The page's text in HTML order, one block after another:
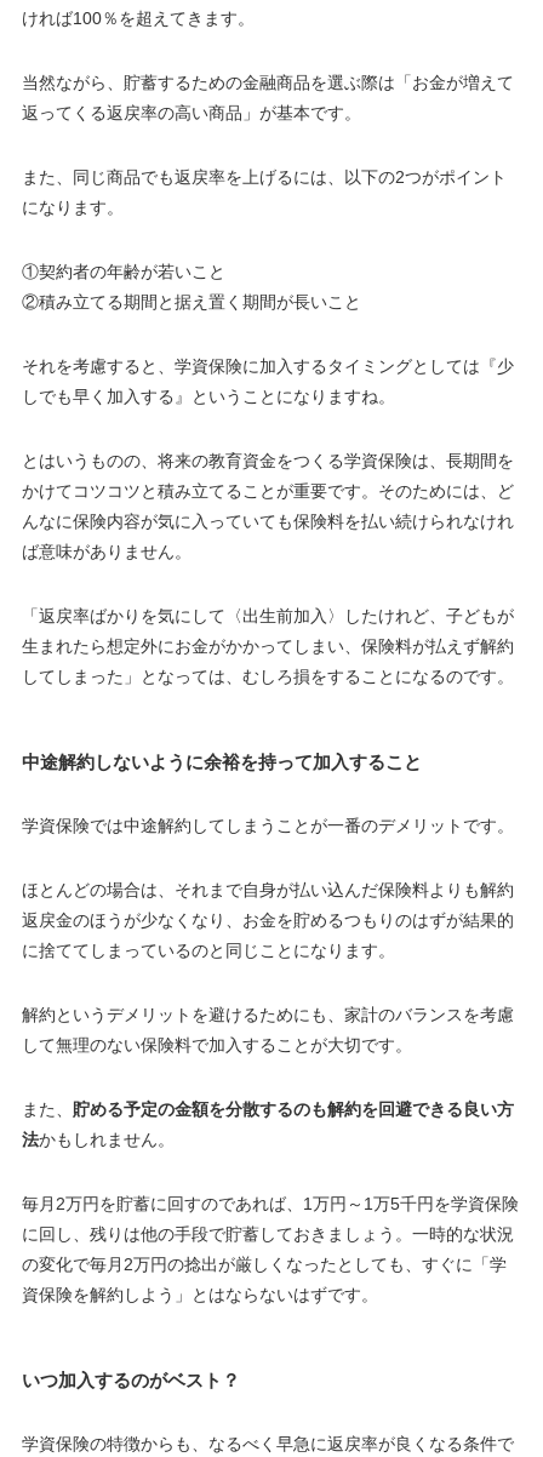
ければ100％を超えてきます。
当然ながら、貯蓄するための金融商品を選ぶ際は「お金が増えて
返ってくる返戻率の高い商品」が基本です。
また、同じ商品でも返戻率を上げるには、以下の2つがポイント
になります。
①契約者の年齢が若いこと
②積み立てる期間と据え置く期間が長いこと
それを考慮すると、学資保険に加入するタイミングとしては『少
しでも早く加入する 』ということになりますね。
とはいうものの、将来の教育資金をつくる学資保険は、長期間を
かけてコツコツと積み立てることが重要です。そのためには、
ど
んなに保険内容が気に入っていても保険料を払い続けられなけれ
ば意味がありません。
「返戻率ばかりを気にして〈出生前加入〉したけれど、子どもが
生まれたら想定外にお金がかかってしまい、保険料が払えず解約
してしまった」となっては、むしろ損をすることになるのです。
中途解約しないように余裕を持って加入すること
学資保険では中途解約してしまうことが一番のデメリットです。
ほとんどの場合は、それまで自身が払い込んだ保険料よりも解約
返戻金のほうが少なくなり、お金を貯めるつもりのはずが結果的
に捨ててしまっているのと同じことになります。
解約というデメリットを避けるためにも、 家計のバランスを考慮
して無理のない保険料で加入することが大切です。
また、 貯める予定の金額を分散するのも解約を回避できる良い方
法かもしれません。
毎月2万円を貯蓄に回すのであれば、1万円～1万5千円を学資保険
に回し、残りは他の手段で貯蓄しておきましょう。一時的な状況
の変化で毎月2万円の捻出が厳しくなったとしても、すぐに「学
資保険を解約しよう」とはならないはずです。
いつ加入するのがベスト？
学資保険の特徴からも、なるべく早急に返戻率が良くなる条件で